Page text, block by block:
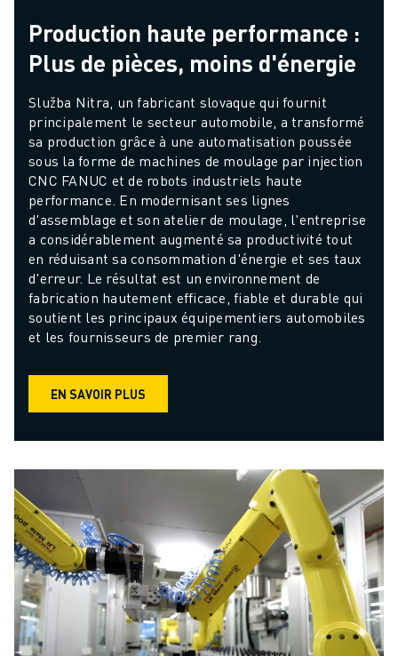
Production haute performance :
Plus de pièces, moins d'énergie
Služba Nitra, un fabricant slovaque qui fournit
principalement le secteur automobile, a transformé
sa production grâce à une automatisation poussée
sous la forme de machines de moulage par injection
CNC FANUC et de robots industriels haute
performance. En modernisant ses lignes
d'assemblage et son atelier de moulage, l'entreprise
a considérablement augmenté sa productivité tout
en réduisant sa consommation d'énergie et ses taux
d'erreur. Le résultat est un environnement de
fabrication hautement efficace, fiable et durable qui
soutient les principaux équipementiers automobiles
et les fournisseurs de premier rang.
EN SAVOIR PLUS